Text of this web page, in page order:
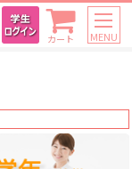
カート MENU